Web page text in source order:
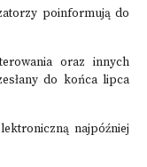
poinformują do
oraz innych
do końca lipca
najpóźniej